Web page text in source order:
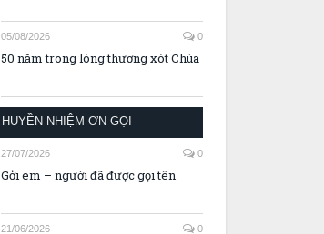
05/08/2026 0
50 năm trong lòng thương xót Chúa
HUYỀN NHIỆM ƠN GỌI
27/07/2026 0
Gởi em – người đã được gọi tên
21/06/2026 0